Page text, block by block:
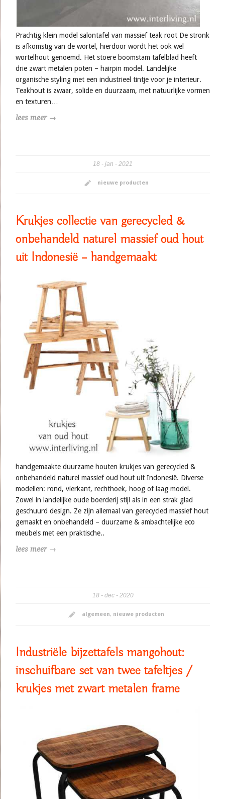
Prachtig klein model salontafel van massief teak root De stronk
is afkomstig van de wortel, hierdoor wordt het ook wel
wortelhout genoemd. Het stoere boomstam tafelblad heeft
drie zwart metalen poten – hairpin model. Landelijke
organische styling met een industrieel tintje voor je interieur.
Teakhout is zwaar, solide en duurzaam, met natuurlijke vormen
en texturen…
lees meer →
18 jan 2021
nieuwe producten
Krukjes collectie van gerecycled &
onbehandeld naturel massief oud hout
uit Indonesië – handgemaakt
handgemaakte duurzame houten krukjes van gerecycled &
onbehandeld naturel massief oud hout uit Indonesië. Diverse
modellen: rond, vierkant, rechthoek, hoog of laag model.
Zowel in landelijke oude boerderij stijl als in een strak glad
geschuurd design. Ze zijn allemaal van gerecycled massief hout
gemaakt en onbehandeld – duurzame & ambachtelijke eco
meubels met een praktische..
lees meer →
18 dec 2020
algemeen, nieuwe producten
Industriële bijzettafels mangohout:
inschuifbare set van twee tafeltjes /
krukjes met zwart metalen frame